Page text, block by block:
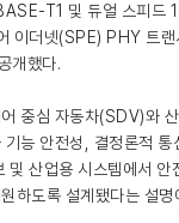
T1 및 듀얼 스피
이더넷(SPE) PHY 트
개했다.
중심 자동차(SDV)와
능 안전성, 결정론적 통
및 산업용 시스템에서 안
하도록 설계됐다는 설명